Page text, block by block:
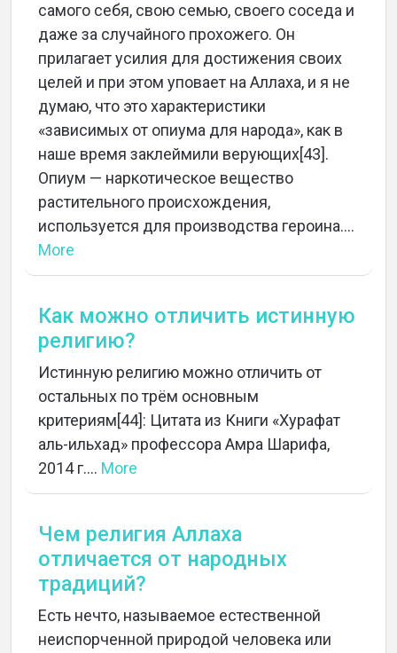
самого себя, свою семью, своего соседа и
даже за случайного прохожего. Он
прилагает усилия для достижения своих
целей и при этом уповает на Аллаха, и я не
думаю, что это характеристики
«зависимых от опиума для народа», как в
наше время заклеймили верующих[43].
Опиум — наркотическое вещество
растительного происхождения,
используется для производства героина....
More
Как можно отличить истинную
религию?
Истинную религию можно отличить от
остальных по трём основным
критериям[44]: Цитата из Книги «Хурафат
аль-ильхад» профессора Амра Шарифа,
2014 г.... More
Чем религия Аллаха
отличается от народных
традиций?
Есть нечто, называемое естественной
неиспорченной природой человека или